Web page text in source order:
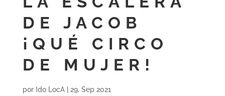
DE JACOB
¡QUÉ CIRCO
DE MUJER!
por Ido LocA| 29, Sep 2021